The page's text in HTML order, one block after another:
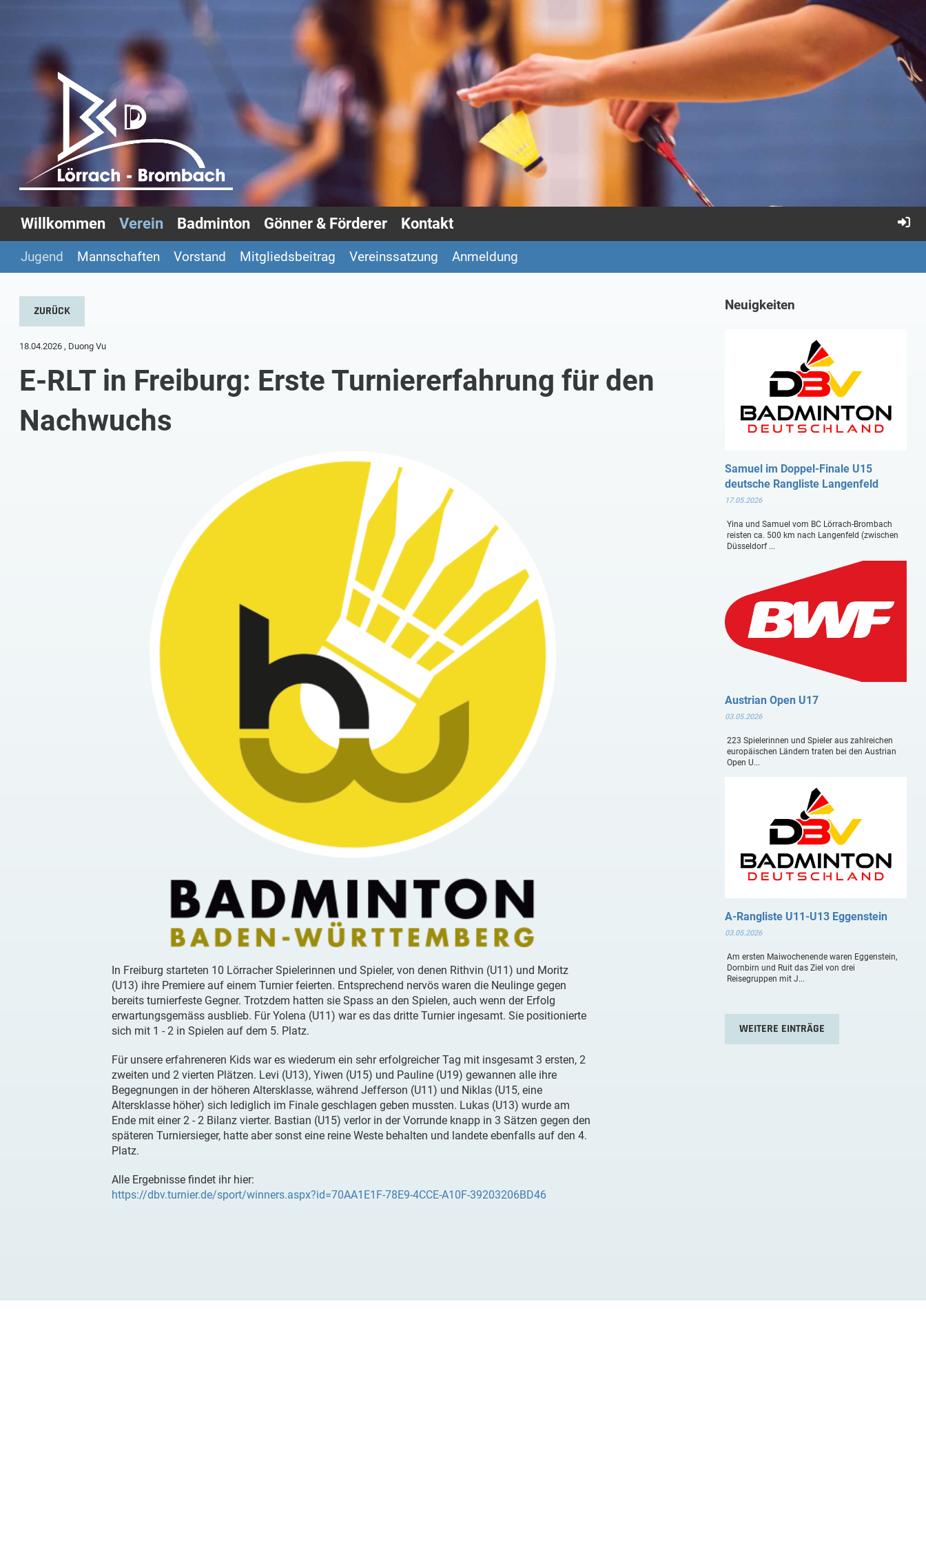
Willkommen Verein Badminton Gönner & Förderer Kontakt
Jugend Mannschaften Vorstand Mitgliedsbeitrag Vereinssatzung Anmeldung
ZURÜCK
18.04.2026 , Duong Vu
E-RLT in Freiburg: Erste Turniererfahrung für den
Nachwuchs
In Freiburg starteten 10 Lörracher Spielerinnen und Spieler, von denen Rithvin (U11) und Moritz
(U13) ihre Premiere auf einem Turnier feierten. Entsprechend nervös waren die Neulinge gegen
bereits turnierfeste Gegner. Trotzdem hatten sie Spass an den Spielen, auch wenn der Erfolg
erwartungsgemäss ausblieb. Für Yolena (U11) war es das dritte Turnier ingesamt. Sie positionierte
sich mit 1 - 2 in Spielen auf dem 5. Platz.
Für unsere erfahreneren Kids war es wiederum ein sehr erfolgreicher Tag mit insgesamt 3 ersten, 2
zweiten und 2 vierten Plätzen. Levi (U13), Yiwen (U15) und Pauline (U19) gewannen alle ihre
Begegnungen in der höheren Altersklasse, während Jefferson (U11) und Niklas (U15, eine
Altersklasse höher) sich lediglich im Finale geschlagen geben mussten. Lukas (U13) wurde am
Ende mit einer 2 - 2 Bilanz vierter. Bastian (U15) verlor in der Vorrunde knapp in 3 Sätzen gegen den
späteren Turniersieger, hatte aber sonst eine reine Weste behalten und landete ebenfalls auf den 4.
Platz.
Alle Ergebnisse findet ihr hier:
https://dbv.turnier.de/sport/winners.aspx?id=70AA1E1F-78E9-4CCE-A10F-39203206BD46
Neuigkeiten
Samuel im Doppel-Finale U15
deutsche Rangliste Langenfeld
17.05.2026
Yina und Samuel vom BC Lörrach-Brombach
reisten ca. 500 km nach Langenfeld (zwischen
Düsseldorf ...
Austrian Open U17
03.05.2026
223 Spielerinnen und Spieler aus zahlreichen
europäischen Ländern traten bei den Austrian
Open U...
A-Rangliste U11-U13 Eggenstein
03.05.2026
Am ersten Maiwochenende waren Eggenstein,
Dornbirn und Ruit das Ziel von drei
Reisegruppen mit J...
WEITERE EINTRÄGE